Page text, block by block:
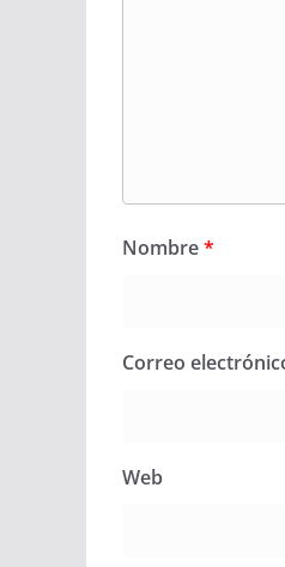
Nombre*
Correo
Web